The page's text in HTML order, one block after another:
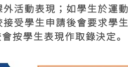
活動表現；如學生於運
受學生申請後會要求學
按學生表現作取錄決定。